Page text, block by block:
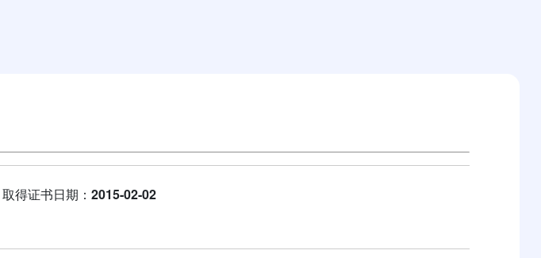
取得证书日期：2015-02-02